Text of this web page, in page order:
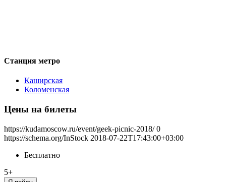
Станция метро
Каширская
Коломенская
Цены на билеты
https://kudamoscow.ru/event/geek-picnic-2018/ 0
https://schema.org/InStock 2018-07-22T17:43:00+03:00
Бесплатно
5+